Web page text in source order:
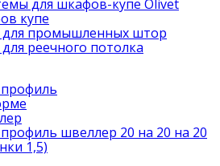
для шкафов-купе Olivet
купе
промышленных штор
реечного потолка
швеллер 20 на 20 на 20
1,5)